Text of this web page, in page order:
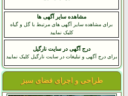
مشاهده سایر آگهی ها
برای مشاهده سایر آگهی های مرتبط با گل و گیاه
کلیک نمایید
درج آگهی در سایت نارگیل
برای درج آگهی و تبلیغات در سایت نارگیل کلیک نمایید
طراحی و اجرای فضای سبز